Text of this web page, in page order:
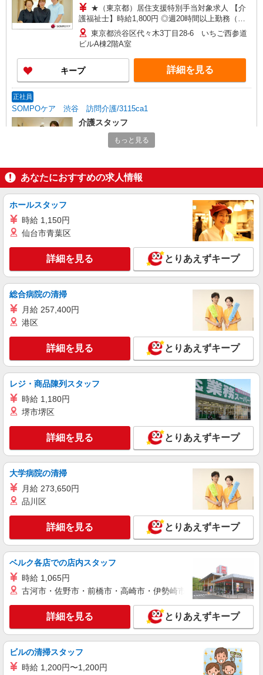
★（東京都）居住支援特別手当対象求人 【介
護福祉士】時給1,800円 ◎週20時間以上勤務（社
保加入者）の場合は時給1,850円 ＊夜間
（18:00〜）：時給2,250円〜 ＊日曜祝日：時給
2,100円〜 【実務者研修・初任者研修（ヘルパー1
級・2級）】時給1,720円 ◎週20時間以上勤務（社
保加入者）の場合は時給1,770円 ＊夜間
（18:00〜）：時給2,150円〜 ＊日曜祝日：時給
ンセル手当：職務時給の60％支給 ※居住支援特別
手当は勤続5年目までの方はさらに時給＋50円（再
入社者は除く）
東京都渋谷区代々木3丁目28-6 いちご西参道
ビルA棟2階A室
キープ 詳細を見る
正社員
SOMPOケア 渋谷 訪問介護/3115ca1
介護スタッフ
【介護福祉士】 月給：289,300円 年収例：390
手当、日祝手当（月平均2回分）等、毎月平均的に
支払われる手当を含みます。 ※居住支援特別手当
は勤続5年目までの方はさらに1万円支給（再入社
業時は別途時間外手当支給（超過1分〜）
ビルA棟2階A室
詳細を見る
派遣社員
株式会社kotrio /●SW-H2-2115020
渋谷駅⇒キレイな病院で介護補助/事務作業な
ど
時給1650円〜2312円 ＜日払い有/週払い有/交
詳細を見る
（株）ウィルオブ・ワークCW 新宿支店/ms130101
夜勤専従
時給1800円 ◆前払い・日払い・週払いOK
キープ 詳細を見る
派遣社員
株式会社kotrio /●SW-H2-1981712
渋谷駅｜リハビリ補助などのデイサービス
時給1550円〜2312円 ＜日払い有/週払い有/交
通費全支給(ガソリン代含む)＞
渋谷区桜丘付近
キープ
派遣社員
株式会社kotrio /●SW-H2-1854213
代々木上原駅＊高級シニアマンションでのサポ
ート職員＊.・：゜
通費全支給(ガソリン代含む)＞
渋谷区【最寄り駅：代々木上原駅すぐ】
もっと見る
あなたにおすすめの求人情報
ホールスタッフ
時給 1,150円
仙台市青葉区
詳細を見る とりあえずキープ
総合病院の清掃
月給 257,400円
港区
詳細を見る とりあえずキープ
レジ・商品陳列スタッフ
時給 1,180円
堺市堺区
詳細を見る とりあえずキープ
大学病院の清掃
月給 273,650円
品川区
詳細を見る とりあえずキープ
ベルク各店での店内スタッフ
時給 1,065円
古河市・佐野市・前橋市・高崎市・伊勢崎市・太田市・館林市
詳細を見る とりあえずキープ
ビルの清掃スタッフ
時給 1,200円〜1,200円